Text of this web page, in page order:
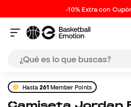
-10% Extra con
Hasta261Member Points
Camiseta Jordan Boston